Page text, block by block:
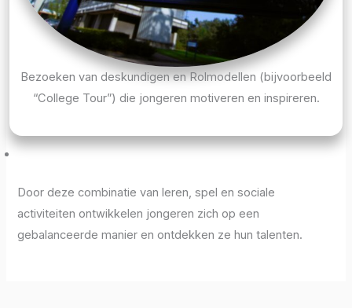
Bezoeken van deskundigen en Rolmodellen (bijvoorbeeld
“College Tour”) die jongeren motiveren en inspireren.
Door deze combinatie van leren, spel en sociale
activiteiten ontwikkelen jongeren zich op een
gebalanceerde manier en ontdekken ze hun talenten.